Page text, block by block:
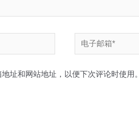
电
子
址和网站地址，以便下次评论时使用。